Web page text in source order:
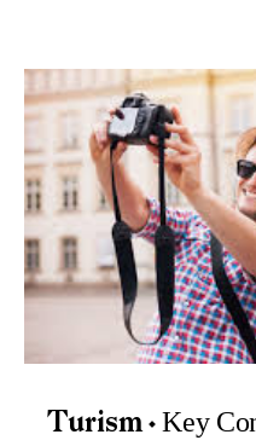
Turism
Key